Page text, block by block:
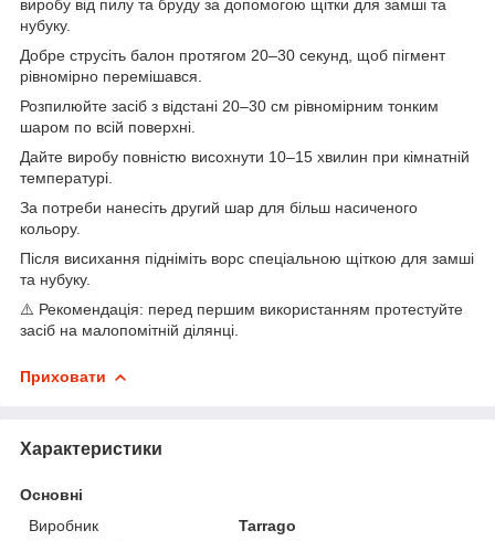
виробу від пилу та бруду за допомогою щітки для замші та
нубуку.
Добре струсіть балон протягом 20–30 секунд, щоб пігмент
рівномірно перемішався.
Розпилюйте засіб з відстані 20–30 см рівномірним тонким
шаром по всій поверхні.
Дайте виробу повністю висохнути 10–15 хвилин при кімнатній
температурі.
За потреби нанесіть другий шар для більш насиченого
кольору.
Після висихання підніміть ворс спеціальною щіткою для замші
та нубуку.
⚠️ Рекомендація: перед першим використанням протестуйте
засіб на малопомітній ділянці.
Приховати
Характеристики
Основні
Виробник
Tarrago